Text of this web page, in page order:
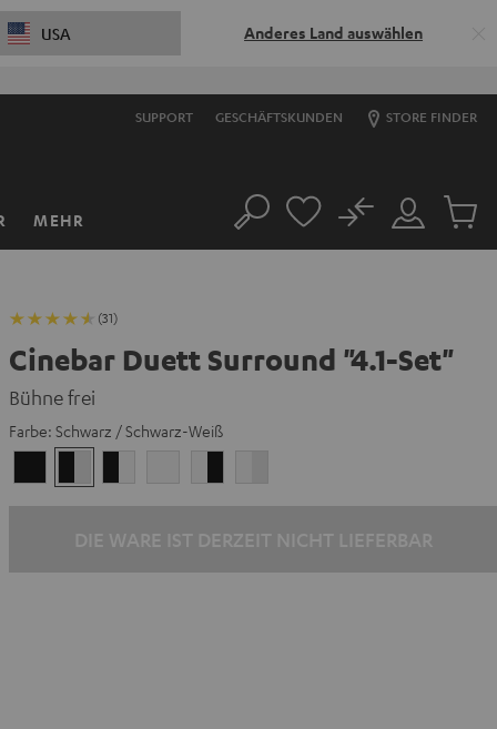
USA Anderes Land auswählen
SUPPORT GESCHÄFTSKUNDEN STORE FINDER
MEHR Suche
Mein
Konto
No
Artikel
(31)
Cinebar Duett Surround "4.1-Set"
Bühne frei
Farbe: Schwarz / Schwarz-Weiß
/